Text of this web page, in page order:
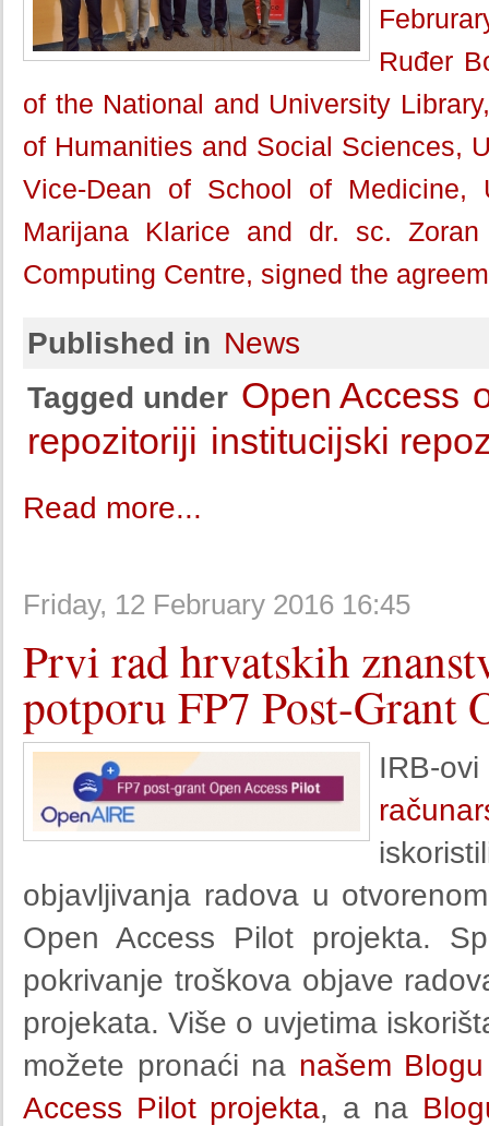
Ruđer
of the National and University
of Humanities and Social Sciences,
Vice-Dean of School of
Marijana Klarice and dr. sc.
Computing Centre, signed the
Published in News
Tagged under Open Access
repozitoriji institucijski
Read more...
Friday, 12 February 2016 16:45
Prvi rad hrvatskih
potporu FP7 Post-Grant
IRB-
objavljivanja radova u
Open Access Pilot projekta.
pokrivanje troškova objave
projekata. Više o uvjetima
možete pronaći na našem Blogu
Access Pilot projekta, a na